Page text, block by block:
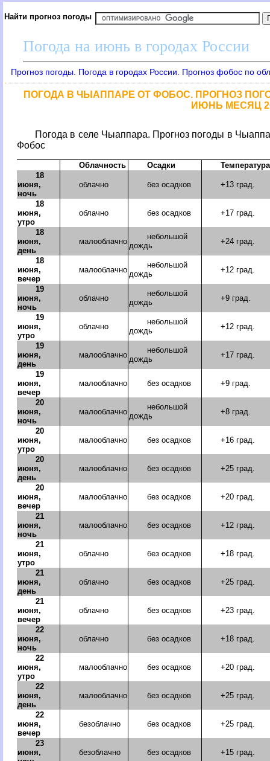
Найти прогноз погоды
Погода на июнь в городах России
Прогноз погоды. Погода в городах России. Прогноз фобос по
ПОГОДА В ЧЫАППАРЕ ОТ ФОБОС. ПРОГНОЗ
ИЮНЬ МЕСЯЦ
Погода в селе Чыаппара. Прогноз погоды в
Фобос
Облачность Осадки
Температура
18
июня,
ночь
облачно без осадков +13 град.
18
июня,
утро
облачно без осадков +17 град.
18
июня,
день
малооблачно
небольшой
дождь
+24 град.
18
июня,
вечер
малооблачно
небольшой
дождь
+12 град.
19
июня,
ночь
облачно
небольшой
дождь
+9 град.
19
июня,
утро
облачно
небольшой
дождь
+12 град.
19
июня,
день
малооблачно
небольшой
дождь
+17 град.
19
июня,
вечер
малооблачно без осадков +9 град.
20
июня,
ночь
малооблачно
небольшой
дождь
+8 град.
20
июня,
утро
малооблачно без осадков +16 град.
20
июня,
день
малооблачно без осадков +25 град.
20
июня,
вечер
малооблачно без осадков +20 град.
21
июня,
ночь
малооблачно без осадков +12 град.
21
июня,
утро
облачно без осадков +18 град.
21
июня,
день
облачно без осадков +25 град.
21
июня,
вечер
облачно без осадков +23 град.
22
июня,
ночь
облачно без осадков +18 град.
22
июня,
утро
малооблачно без осадков +20 град.
22
июня,
день
малооблачно без осадков +25 град.
22
июня,
вечер
безоблачно без осадков +25 град.
23
июня,
безоблачно без осадков +15 град.